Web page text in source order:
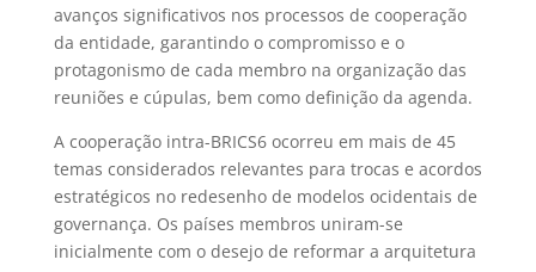
avanços significativos nos processos de cooperação
da entidade, garantindo o compromisso e o
protagonismo de cada membro na organização das
reuniões e cúpulas, bem como definição da agenda.
A cooperação intra-BRICS6ocorreu em mais de 45
temas considerados relevantes para trocas e acordos
estratégicos no redesenho de modelos ocidentais de
governança. Os países membros uniram-se
inicialmente com o desejo de reformar a arquitetura